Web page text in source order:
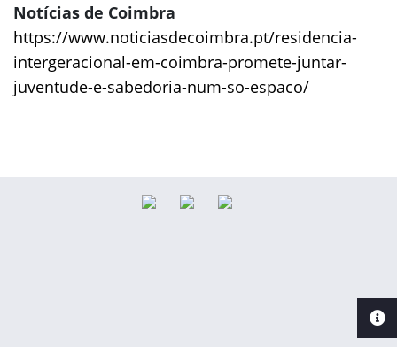
Notícias de Coimbra
https://www.noticiasdecoimbra.pt/residencia-
intergeracional-em-coimbra-promete-juntar-
juventude-e-sabedoria-num-so-espaco/